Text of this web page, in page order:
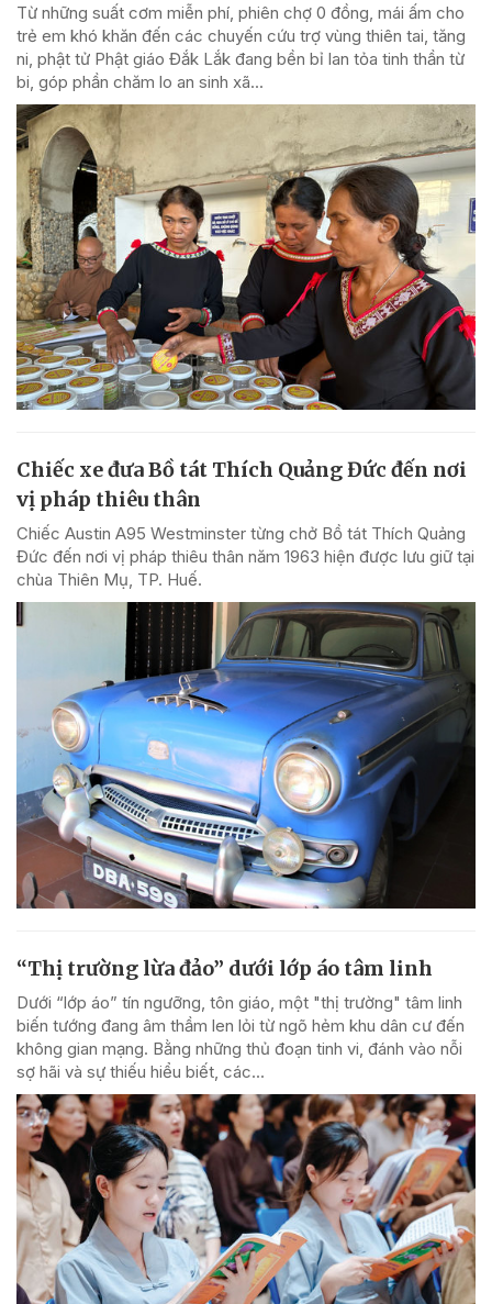
Từ những suất cơm miễn phí, phiên chợ 0 đồng, mái ấm cho
trẻ em khó khăn đến các chuyến cứu trợ vùng thiên tai, tăng
ni, phật tử Phật giáo Đắk Lắk đang bền bỉ lan tỏa tinh thần từ
bi, góp phần chăm lo an sinh xã...
Chiếc xe đưa Bồ tát Thích Quảng Đức đến nơi
vị pháp thiêu thân
Chiếc Austin A95 Westminster từng chở Bồ tát Thích Quảng
Đức đến nơi vị pháp thiêu thân năm 1963 hiện được lưu giữ tại
chùa Thiên Mụ, TP. Huế.
“Thị trường lừa đảo” dưới lớp áo tâm linh
Dưới “lớp áo” tín ngưỡng, tôn giáo, một "thị trường" tâm linh
biến tướng đang âm thầm len lỏi từ ngõ hẻm khu dân cư đến
không gian mạng. Bằng những thủ đoạn tinh vi, đánh vào nỗi
sợ hãi và sự thiếu hiểu biết, các...